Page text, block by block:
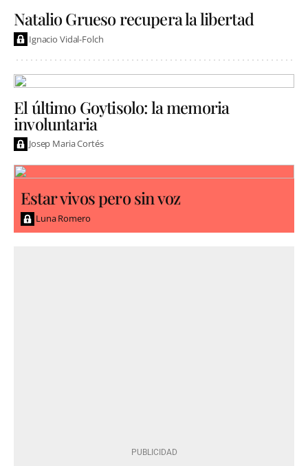
Natalio Grueso recupera la libertad
Ignacio Vidal-Folch
El último Goytisolo: la memoria
involuntaria
Josep Maria Cortés
Estar vivos pero sin voz
Luna Romero